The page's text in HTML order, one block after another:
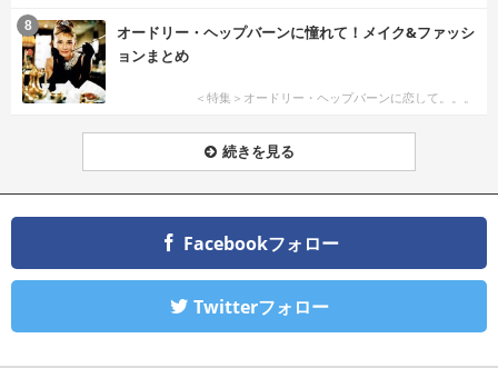
オードリー・ヘップバーンに憧れて！メイク&ファッシ
ョンまとめ
＜特集＞オードリー・ヘップバーンに恋して。。。
8
続きを見る
Facebookフォロー
Twitterフォロー